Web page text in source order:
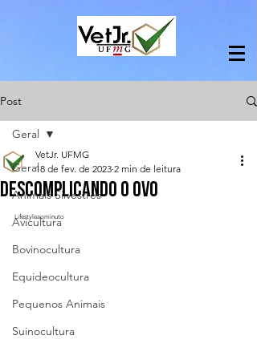
Post
Geral
Animais Silvestres
Avicultura
Bovinocultura
Equideocultura
Pequenos Animais
Suinocultura
Geral
DESCOMPLICANDO O OVO
VetJr. UFMG
18 de fev. de 2023 2 min de leitura
Lifestyleaominuto